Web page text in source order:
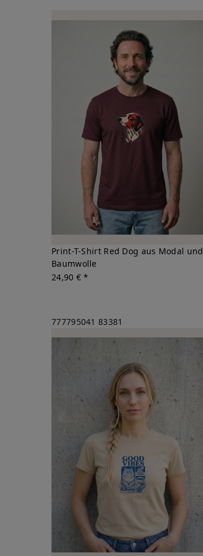
Print-T-Shirt Red Dog aus Modal und
Baumwolle
24,90 € *
777795041 83381